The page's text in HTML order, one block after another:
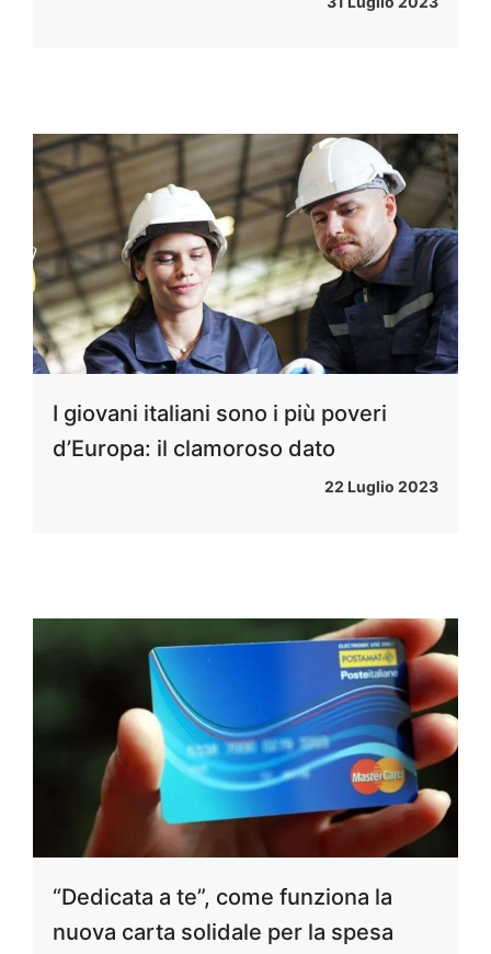
I giovani italiani sono i più poveri
d’Europa: il clamoroso dato
22 Luglio 2023
“Dedicata a te”, come funziona la
nuova carta solidale per la spesa